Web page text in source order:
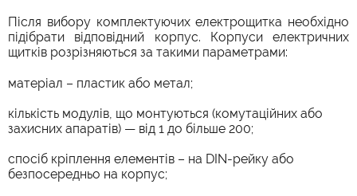
Після вибору комплектуючих електрощитка необхідно
підібрати відповідний корпус. Корпуси електричних
щитків розрізняються за такими параметрами:
матеріал – пластик або метал;
кількість модулів, що монтуються (комутаційних або
захисних апаратів) — від 1 до більше 200;
спосіб кріплення елементів – на DIN-рейку або
безпосередньо на корпус;